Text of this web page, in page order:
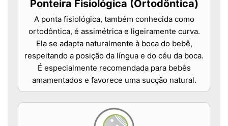
Ponteira Fisiológica (Ortodôntica)
A ponta fisiológica, também conhecida como
ortodôntica, é assimétrica e ligeiramente curva.
Ela se adapta naturalmente à boca do bebê,
respeitando a posição da língua e do céu da boca.
É especialmente recomendada para bebês
amamentados e favorece uma sucção natural.